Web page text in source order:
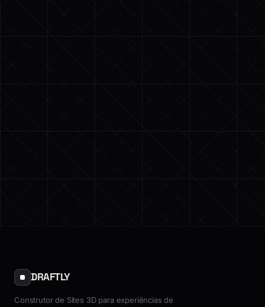
DRAFTLY
Construtor de Sites 3D para experiências de